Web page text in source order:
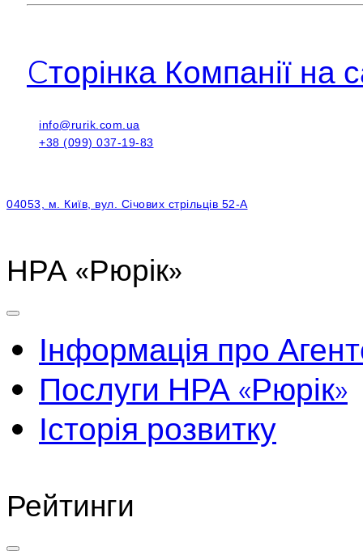
Cторінка Компанії на
info@rurik.com.ua
+38 (099) 037-19-83
04053, м. Київ, вул. Січових стрільців 52-А
НРА «Рюрік»
Інформація про
Послуги НРА «Рюрік»
Історія розвитку
Рейтинги